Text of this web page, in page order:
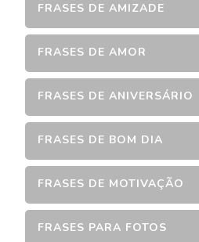
FRASES DE AMIZADE
FRASES DE AMOR
FRASES DE ANIVERSÁRIO
FRASES DE BOM DIA
FRASES DE MOTIVAÇÃO
FRASES PARA FOTOS